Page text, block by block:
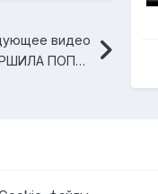
видео
НЕЙРОСЕТЬ ChatGPT? СОВЕРШИЛА ПОПЫТКУ ПОБЕГА?